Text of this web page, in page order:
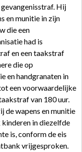
Hij
en munitie in zijn
die een
had is
en een taakstraf
die op
en handgranaten in
een voorwaardelijke
van 180 uur.
de wapens en munitie
in diezelfde
is, conform de eis
vrijgesproken.